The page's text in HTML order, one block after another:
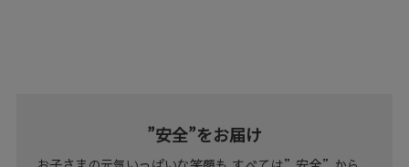
”安全”をお届け